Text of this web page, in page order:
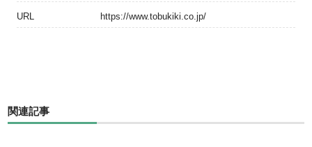
URL https://www.tobukiki.co.jp/
関連記事